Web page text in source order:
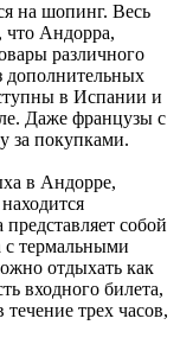
на шопинг. Весь
что Андорра,
различного
дополнительных
в Испании и
Даже французы с
за покупками.
в Андорре,
собой
с термальными
отдыхать как
входного билета,
трех часов,